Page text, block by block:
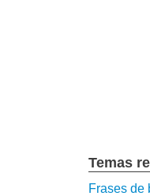
Temas
Frases de